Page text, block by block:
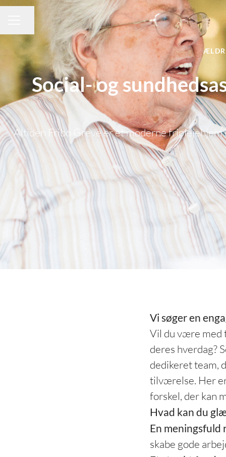
KARRIEREMENU
Del side
Social- og
Altiden Fribo Greve er et moderne friplejehjem
Vi søger en
Vil du være med
deres hverdag?
dedikeret team,
tilværelse. Her
forskel, der kan
Hvad kan du
En meningsfuld
skabe gode